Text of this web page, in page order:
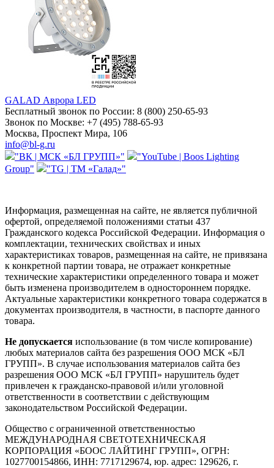
GALAD Аврора LED
Бесплатный звонок по России: 8 (800) 250-65-93
Звонок по Москве: +7 (495) 788-65-93
Москва, Проспект Мира, 106
info@bl-g.ru
"ВК | МСК «БЛ ГРУПП»"
"YouTube | Boos Lighting
Group"
"TG | ТМ «Галад»"
Информация, размещенная на сайте, не является публичной
офертой, определяемой положениями статьи 437
Гражданского кодекса Российской Федерации. Информация о
комплектации, технических свойствах и иных
характеристиках товаров, размещенная на сайте, не привязана
к конкретной партии товара, не отражает конкретные
технические характеристики определенного товара и может
быть изменена производителем в одностороннем порядке.
Актуальные характеристики конкретного товара содержатся в
документах производителя, в частности, в паспорте данного
товара.
Не допускается использование (в том числе копирование)
любых материалов сайта без разрешения ООО МСК «БЛ
ГРУПП». В случае использования материалов сайта без
разрешения ООО МСК «БЛ ГРУПП» нарушитель будет
привлечен к гражданско-правовой и/или уголовной
ответственности в соответствии с действующим
законодательством Российской Федерации.
Общество с ограниченной ответственностью
МЕЖДУНАРОДНАЯ СВЕТОТЕХНИЧЕСКАЯ
КОРПОРАЦИЯ «БООС ЛАЙТИНГ ГРУПП», ОГРН:
1027700154866, ИНН: 7717129674, юр. адрес: 129626, г.